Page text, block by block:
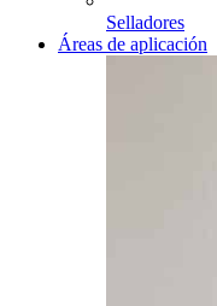
Selladores
Áreas de aplicación